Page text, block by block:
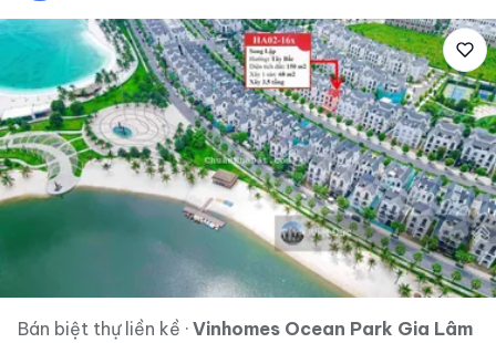
Bán biệt thự liền kề · Vinhomes Ocean Park Gia Lâm